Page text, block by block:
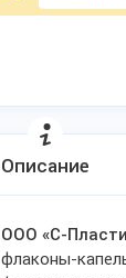
Описание
ООО «С-
флаконы-